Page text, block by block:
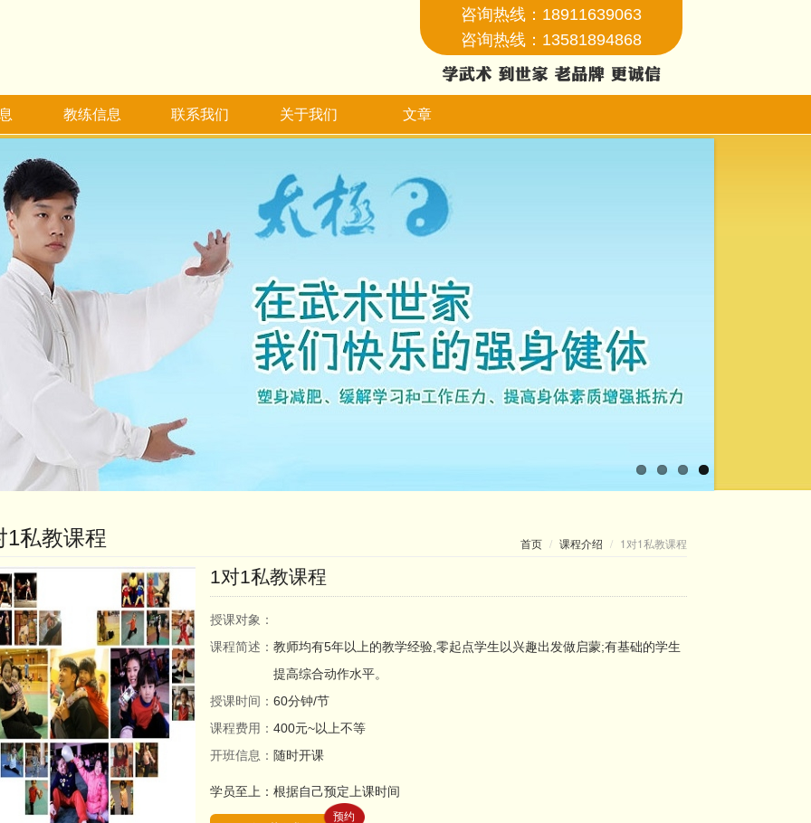
咨询热线：18911639063
咨询热线：13581894868
教练信息 联系我们 关于我们 文章
1私教课程 首页 课程介绍 1对1私教课程
1对1私教课程
授课对象：
课程简述： 教师均有5年以上的教学经验,零起点学生以兴趣出发做启蒙;有基础的学生
提高综合动作水平。
授课时间： 60分钟/节
课程费用： 400元~以上不等
开班信息： 随时开课
学员至上：根据自己预定上课时间
预约